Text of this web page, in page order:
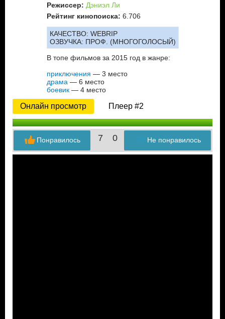
Режиссер: Дэниэл Ли
Рейтинг кинопоиска: 6.706
КАЧЕСТВО: WEBRIP
ОЗВУЧКА: ПРОФ. (МНОГОГОЛОСЫЙ)
В топе фильмов за 2015 год в жанре:
приключения — 3 место
драма — 6 место
боевик— 4 место
Онлайн просмотр Плеер #2
7 0 Не понравилось
Понравилось